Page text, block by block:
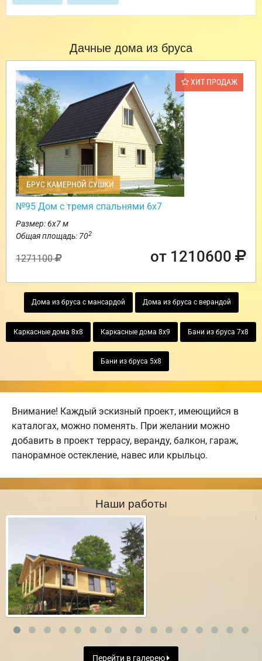
Дачные дома из бруса
ХИТ ПРОДАЖ
БРУС КАМЕРНОЙ СУШКИ
№95 Дом с тремя спальнями 6х7
Размер: 6х7 м
Общая площадь: 702
1271100 от 1210600
Дома из бруса с мансардой Дома из бруса с верандой
Каркасные дома 8х8 Каркасные дома 8х9 Бани из бруса 7х8
Бани из бруса 5х8
Внимание! Каждый эскизный проект, имеющийся в
каталогах, можно поменять. При желании можно
добавить в проект террасу, веранду, балкон, гараж,
панорамное остекление, навес или крыльцо.
Наши работы
Перейти в галерею